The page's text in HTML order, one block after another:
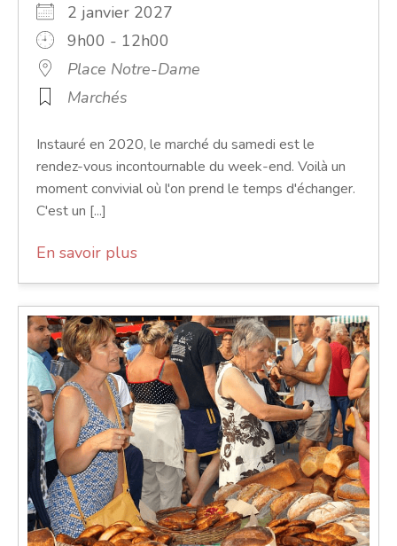
2 janvier 2027
9h00 - 12h00
Place Notre-Dame
Marchés
Instauré en 2020, le marché du samedi est le
rendez-vous incontournable du week-end. Voilà un
moment convivial où l'on prend le temps d'échanger.
C'est un [...]
En savoir plus